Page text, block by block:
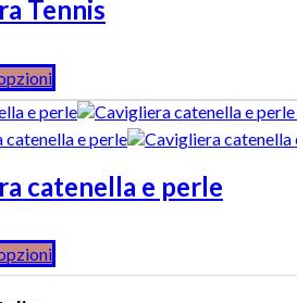
Tennis
catenella e perle